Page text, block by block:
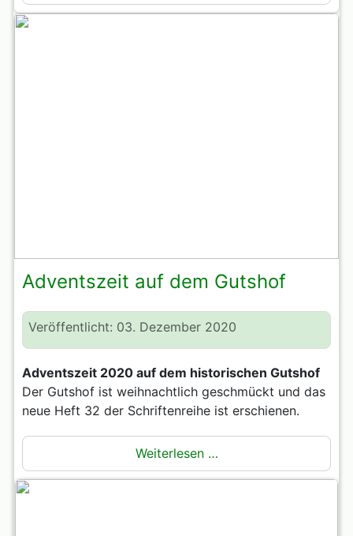
Adventszeit auf dem Gutshof
Veröffentlicht: 03. Dezember 2020
Adventszeit 2020 auf dem historischen Gutshof
Der Gutshof ist weihnachtlich geschmückt und das
neue Heft 32 der Schriftenreihe ist erschienen.
Weiterlesen …